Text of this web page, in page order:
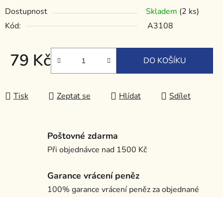
Dostupnost Skladem (2 ks)
Kód:
A3108
79 Kč
Měrná cena:
DO KOŠÍKU
Tisk Zeptat se Hlídat Sdílet
Poštovné zdarma
Při objednávce nad 1500 Kč
Garance vrácení peněz
100% garance vrácení peněz za objednané